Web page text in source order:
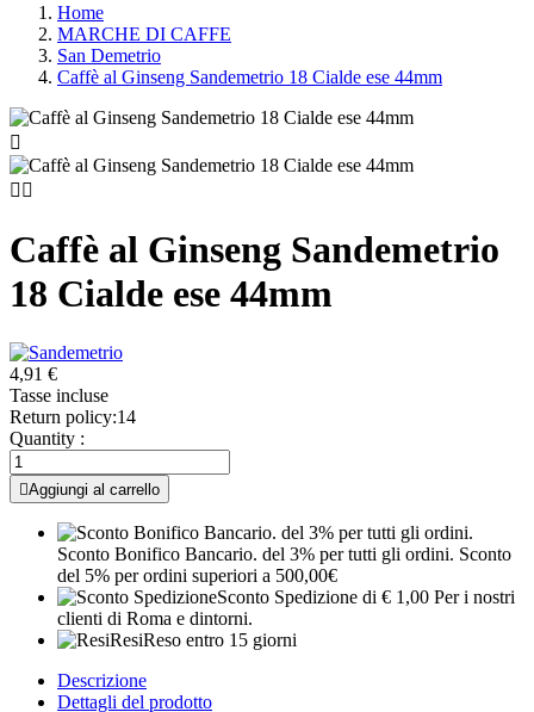
Home
MARCHE DI CAFFE
San Demetrio
Caffè al Ginseng Sandemetrio 18 Cialde ese 44mm

 
Caffè al Ginseng Sandemetrio
18 Cialde ese 44mm
4,91 €
Tasse incluse
Return policy:14
Quantity :
Aggiungi al carrello
Sconto Bonifico Bancario. del 3% per tutti gli ordini. Sconto
del 5% per ordini superiori a 500,00€
Sconto Spedizione di € 1,00 Per i nostri
clienti di Roma e dintorni.
ResiReso entro 15 giorni
Descrizione
Dettagli del prodotto